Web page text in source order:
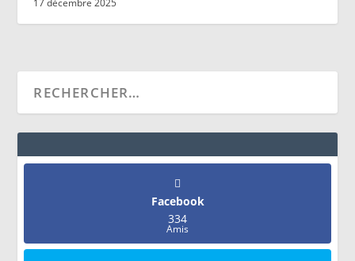
17 décembre 2025
Facebook
334
Amis